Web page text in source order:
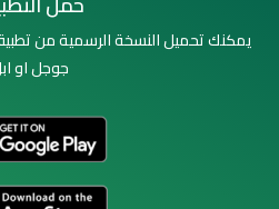
يمكنك تحميل النسخة الرسمية من
جوجل او